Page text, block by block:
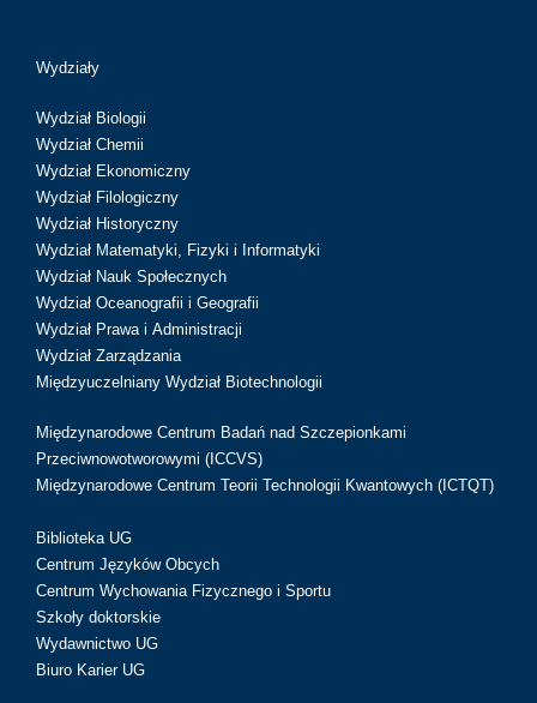
Wydziały
Wydział Biologii
Wydział Chemii
Wydział Ekonomiczny
Wydział Filologiczny
Wydział Historyczny
Wydział Matematyki, Fizyki i Informatyki
Wydział Nauk Społecznych
Wydział Oceanografii i Geografii
Wydział Prawa i Administracji
Wydział Zarządzania
Międzyuczelniany Wydział Biotechnologii
Międzynarodowe Centrum Badań nad Szczepionkami
Przeciwnowotworowymi (ICCVS)
Międzynarodowe Centrum Teorii Technologii Kwantowych (ICTQT)
Biblioteka UG
Centrum Języków Obcych
Centrum Wychowania Fizycznego i Sportu
Szkoły doktorskie
Wydawnictwo UG
Biuro Karier UG